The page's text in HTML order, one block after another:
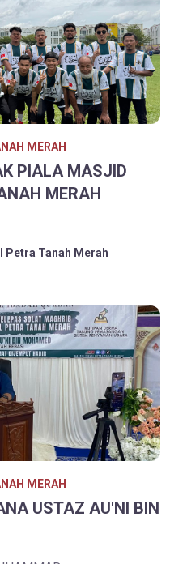
MERAH
PIALA MASJID
MERAH
Petra Tanah Merah
MERAH
USTAZ AU'NI BIN